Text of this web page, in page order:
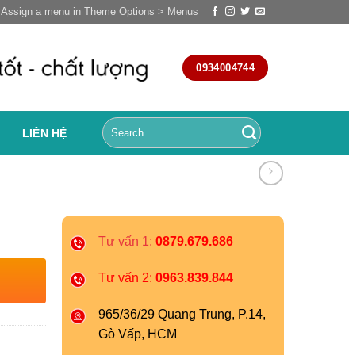
Assign a menu in Theme Options > Menus
0934004744
LIÊN HỆ
Tư vấn 1: 0879.679.686
Tư vấn 2: 0963.839.844
965/36/29 Quang Trung, P.14,
Gò Vấp, HCM